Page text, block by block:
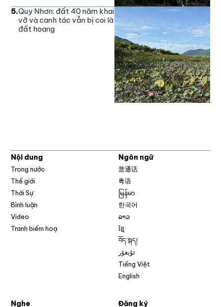
5.Quy Nhơn: đất 40 năm khai
vỡ và canh tác vẫn bị coi là
đất hoang
Nội dung
Trong nước
Thế giới
Thời Sự
Bình luận
Video
Tranh biếm hoạ
Ngôn ngữ
普通话
粤语
မြန်မာ
한국어
ລາວ
ខ្មែ
བོད་སྐད།
ئۇيغۇر
Tiếng Việt
English
Nghe Đăng ký